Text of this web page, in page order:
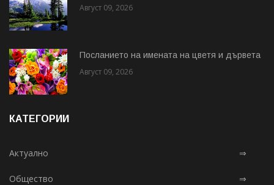
Август 09, 2026
Посланието на имената на цветя и дървета
Август 09, 2026
КАТЕГОРИИ
Актуално ⇒
Общество ⇒